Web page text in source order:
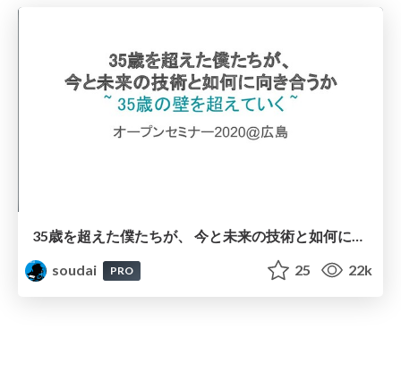
35歳を超えた僕たちが、 今と未来の技術と如何に向き合うか ~ 35歳の壁を超えていく ~ / engineer-life-hack
soudai
PRO 25 22k